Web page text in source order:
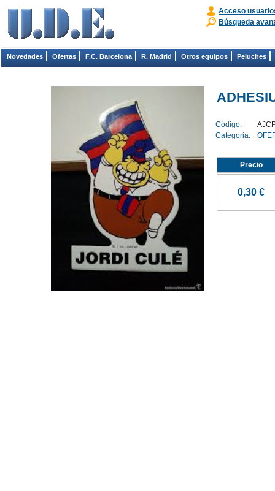
Acceso
Búsqueda
Novedades Ofertas F.C. Barcelona R. Madrid Otros equipos Peluches
Código:
Categoria:
Precio
0,30 €